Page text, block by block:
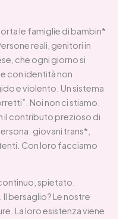
le famiglie di bambin*
reali, genitori in
che ogni giorno si
con identità non
e violento. Un sistema
Noi non ci stiamo.
il contributo prezioso di
giovani trans*,
Con loro facciamo
spietato.
bersaglio? Le nostre
La loro esistenza viene